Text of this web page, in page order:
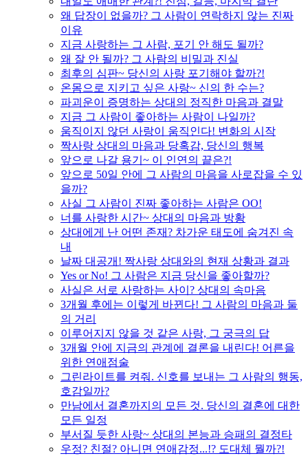
왜 답장이 없을까? 그 사람이 연락하지 않는 진짜
이유
지금 사랑하는 그 사람, 포기 안 해도 될까?
왜 잘 안 될까? 그 사람의 비밀과 진실
최후의 심판~ 당신의 사랑 포기해야 할까?!
온몸으로 지키고 싶은 사랑~ 신의 한 수는?
파괴운이 증명하는 상대의 정직한 마음과 결말
지금 그 사람이 좋아하는 사람이 나일까?
움직이지 않던 사랑이 움직인다! 변화의 시작
짝사랑 상대의 마음과 당혹감, 당신의 행복
앞으로 나갈 용기~ 이 인연의 끝은?!
앞으로 50일 안에 그 사람의 마음을 사로잡을 수 있
을까?
사실 그 사람이 진짜 좋아하는 사람은 OO!
너를 사랑한 시간~ 상대의 마음과 방황
상대에게 난 어떤 존재? 차가운 태도에 숨겨진 속
내
날짜 대공개! 짝사랑 상대와의 현재 상황과 결과
Yes or No! 그 사람은 지금 당신을 좋아할까?
사실은 서로 사랑하는 사이? 상대의 속마음
3개월 후에는 이렇게 바뀐다! 그 사람의 마음과 둘
의 거리
이루어지지 않을 것 같은 사랑, 그 궁극의 답
3개월 안에 지금의 관계에 결론을 내린다! 어른을
위한 연애점술
그린라이트를 켜줘. 신호를 보내는 그 사람의 행동,
호감일까?
만남에서 결혼까지의 모든 것. 당신의 결혼에 대한
모든 일정
부서질 듯한 사랑~ 상대의 본능과 승패의 결정타
우정? 친절? 아니면 연애감정...!? 도대체 뭘까?!